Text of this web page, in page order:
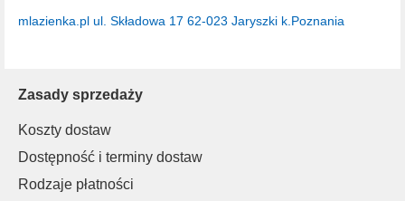
Zasady sprzedaży
Koszty dostaw
Dostępność i terminy dostaw
Rodzaje płatności
mlazienka.pl ul. Składowa 17 62-023 Jaryszki k.Poznania